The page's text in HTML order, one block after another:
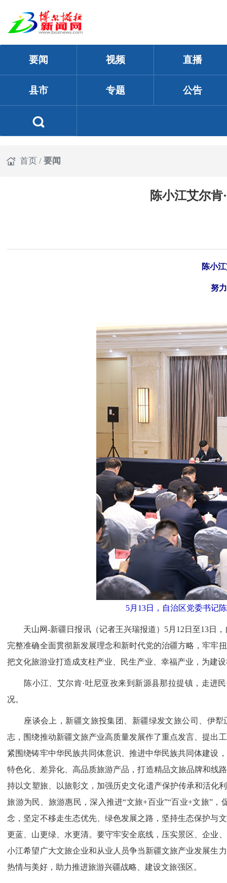
要闻 视频 直播
县市 专题 公告
首页/要闻
陈小江艾尔
陈小
努
5月13日，自治区党委书记
天山网-新疆日报讯（记者王兴瑞报道）5月12日至13日，
完整准确全面贯彻新发展理念和新时代党的治疆方略，牢牢
把文化旅游业打造成支柱产业、民生产业、幸福产业，为建
陈小江、艾尔肯·吐尼亚孜来到新源县那拉提镇，走进民
况。
座谈会上，新疆文旅投集团、新疆绿发文旅公司、伊犁
志，围绕推动新疆文旅产业高质量发展作了重点发言、提出
紧围绕铸牢中华民族共同体意识、推进中华民族共同体建设
特色化、差异化、高品质旅游产品，打造精品文旅品牌和线
持以文塑旅、以旅彰文，加强历史文化遗产保护传承和活化
旅游为民、旅游惠民，深入推进“文旅+百业”“百业+文旅”
念，坚定不移走生态优先、绿色发展之路，坚持生态保护与
更蓝、山更绿、水更清。要守牢安全底线，压实景区、企业
小江希望广大文旅企业和从业人员争当新疆文旅产业发展生
热情与美好，助力推进旅游兴疆战略、建设文旅强区。